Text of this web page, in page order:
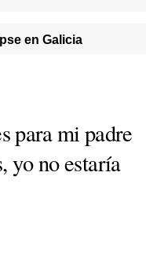
en Galicia
para mi padre
yo no estaría